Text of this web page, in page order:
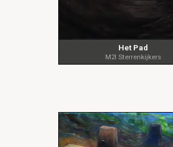
Het Pad
M2I Sterrenkijkers